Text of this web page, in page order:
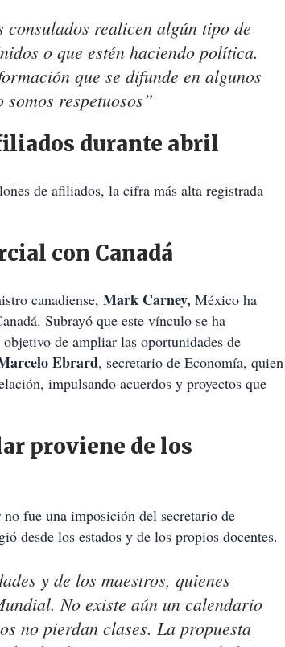
consulados realicen algún tipo de
o que estén haciendo política.
que se difunde en algunos
respetuosos”
durante abril
de afiliados, la cifra más alta registrada
con Canadá
canadiense, Mark Carney, México ha
Subrayó que este vínculo se ha
de ampliar las oportunidades de
Ebrard, secretario de Economía, quien
impulsando acuerdos y proyectos que
proviene de los
fue una imposición del secretario de
desde los estados y de los propios docentes.
y de los maestros, quienes
No existe aún un calendario
no pierdan clases. La propuesta